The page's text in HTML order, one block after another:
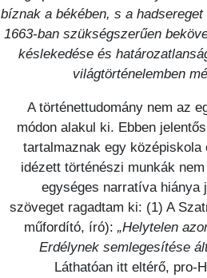
bíznak a békében, s a
1663-ban szükségszerűen
késlekedése és
világtörténelemben
A történettudomány nem az
módon alakul ki. Ebben
tartalmaznak egy
idézett történészi munkák
egységes narratíva hiánya
szöveget ragadtam ki: (1) A
műfordító, író): „Helytelen
Erdélynek semlegesítése
Láthatóan itt eltérő, pro-